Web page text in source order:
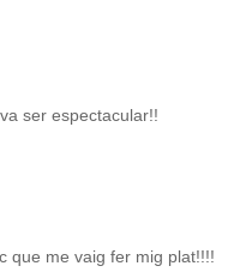
ser espectacular!!
que me vaig fer mig plat!!!!